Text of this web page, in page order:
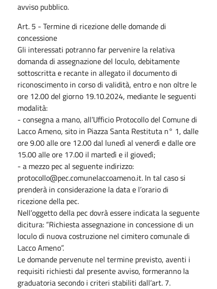
avviso pubblico.
Art. 5 - Termine di ricezione delle domande di
concessione
Gli interessati potranno far pervenire la relativa
domanda di assegnazione del loculo, debitamente
sottoscritta e recante in allegato il documento di
riconoscimento in corso di validità, entro e non oltre le
ore 12.00 del giorno 19.10.2024, mediante le seguenti
modalità:
- consegna a mano, all’Ufficio Protocollo del Comune di
Lacco Ameno, sito in Piazza Santa Restituta n° 1, dalle
ore 9.00 alle ore 12.00 dal lunedì al venerdì e dalle ore
15.00 alle ore 17.00 il martedì e il giovedì;
- a mezzo pec al seguente indirizzo:
protocollo@pec.comunelaccoameno.it. In tal caso si
prenderà in considerazione la data e l’orario di
ricezione della pec.
Nell’oggetto della pec dovrà essere indicata la seguente
dicitura: “Richiesta assegnazione in concessione di un
loculo di nuova costruzione nel cimitero comunale di
Lacco Ameno”.
Le domande pervenute nel termine previsto, aventi i
requisiti richiesti dal presente avviso, formeranno la
graduatoria secondo i criteri stabiliti dall’art. 7.